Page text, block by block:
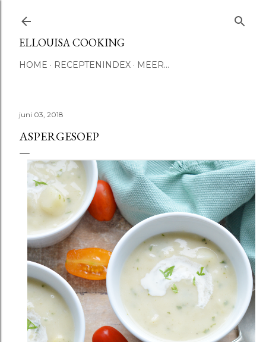
ELLOUISA COOKING
HOME RECEPTENINDEX MEER…
juni 03, 2018
ASPERGESOEP